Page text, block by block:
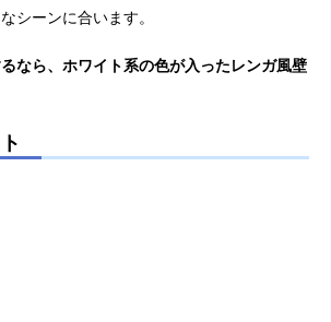
シーンに合います。
なら、ホワイト系の色が入ったレンガ風壁